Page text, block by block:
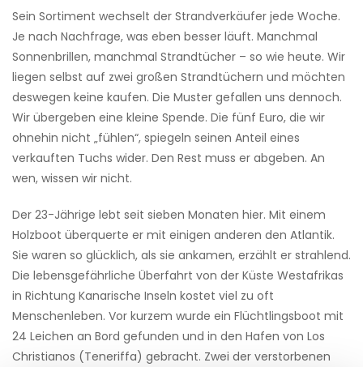
Sein Sortiment wechselt der Strandverkäufer jede Woche.
Je nach Nachfrage, was eben besser läuft. Manchmal
Sonnenbrillen, manchmal Strandtücher – so wie heute. Wir
liegen selbst auf zwei großen Strandtüchern und möchten
deswegen keine kaufen. Die Muster gefallen uns dennoch.
Wir übergeben eine kleine Spende. Die fünf Euro, die wir
ohnehin nicht „fühlen“, spiegeln seinen Anteil eines
verkauften Tuchs wider. Den Rest muss er abgeben. An
wen, wissen wir nicht.
Der 23-Jährige lebt seit sieben Monaten hier. Mit einem
Holzboot überquerte er mit einigen anderen den Atlantik.
Sie waren so glücklich, als sie ankamen, erzählt er strahlend.
Die lebensgefährliche Überfahrt von der Küste Westafrikas
in Richtung Kanarische Inseln kostet viel zu oft
Menschenleben. Vor kurzem wurde ein Flüchtlingsboot mit
24 Leichen an Bord gefunden und in den Hafen von Los
Christianos (Teneriffa) gebracht. Zwei der verstorbenen